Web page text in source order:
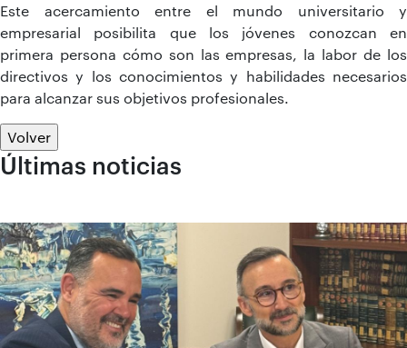
Este acercamiento entre el mundo universitario y
empresarial posibilita que los jóvenes conozcan en
primera persona cómo son las empresas, la labor de los
directivos y los conocimientos y habilidades necesarios
para alcanzar sus objetivos profesionales.
Volver
Últimas noticias